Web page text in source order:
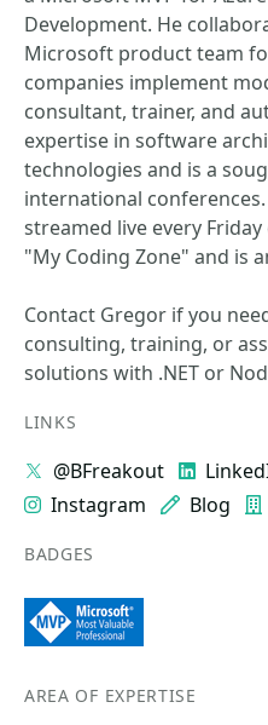
Development. He
Microsoft product team
companies implement
consultant, trainer, and
expertise in software
technologies and is a
international
streamed live every
"My Coding Zone" and is
Contact Gregor if you
consulting, training, or
solutions with .NET or
LINKS
@BFreakout
Instagram
Blog
BADGES
AREA OF EXPERTISE